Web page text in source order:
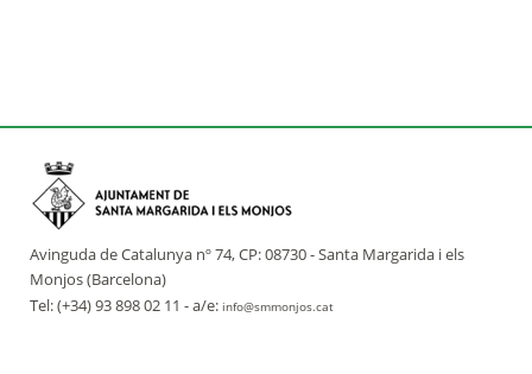
Avinguda de Catalunya nº 74, CP: 08730 - Santa Margarida i els
Monjos (Barcelona)
Tel: (+34) 93 898 02 11 - a/e: info@smmonjos.cat